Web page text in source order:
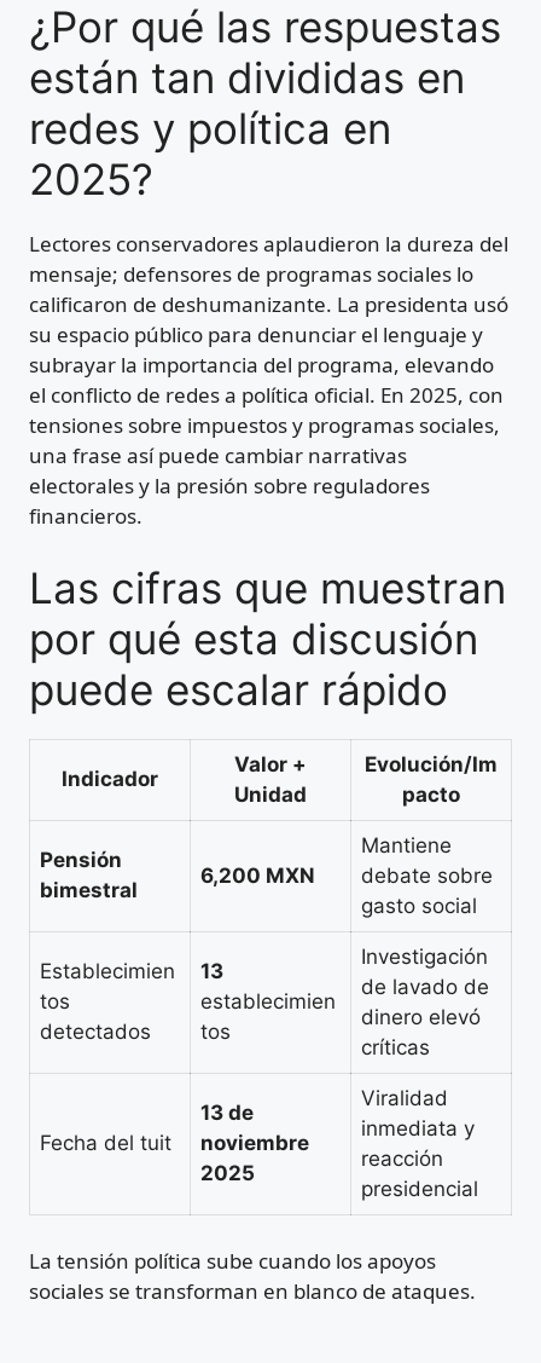
¿Por qué las respuestas
están tan divididas en
redes y política en
2025?
Lectores conservadores aplaudieron la dureza del
mensaje; defensores de programas sociales lo
calificaron de deshumanizante. La presidenta usó
su espacio público para denunciar el lenguaje y
subrayar la importancia del programa, elevando
el conflicto de redes a política oficial. En 2025, con
tensiones sobre impuestos y programas sociales,
una frase así puede cambiar narrativas
electorales y la presión sobre reguladores
financieros.
Las cifras que muestran
por qué esta discusión
puede escalar rápido
Indicador
Valor +
Unidad
Evolución/Im
pacto
Pensión
bimestral
6,200 MXN
Mantiene
debate sobre
gasto social
Establecimien
tos
detectados
13
establecimien
tos
Investigación
de lavado de
dinero elevó
críticas
Fecha del tuit
13 de
noviembre
2025
Viralidad
inmediata y
reacción
presidencial
La tensión política sube cuando los apoyos
sociales se transforman en blanco de ataques.